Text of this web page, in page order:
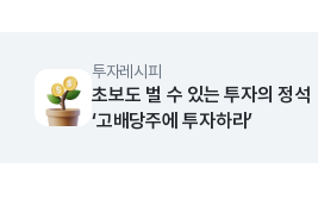
투자레시피
초보도 벌 수 있는 투자의 정석
‘고배당주에 투자하라’